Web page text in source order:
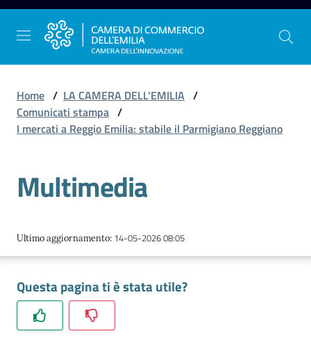
Vai al contenuto
Vai alla navigazione
Vai al footer
dell'Emilia
Gestire
l'impresa
Promuovere
l'impresa
e
Home / LA CAMERA DELL'EMILIA /
Comunicati stampa /
I mercati a Reggio Emilia: stabile il Parmigiano Reggiano
Multimedia
Ultimo aggiornamento: 14-05-2026 08:05
Questa pagina ti è stata utile?